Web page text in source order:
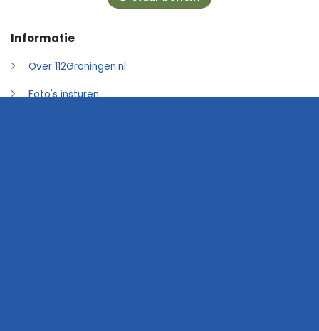
Informatie
Over 112Groningen.nl
Foto's insturen